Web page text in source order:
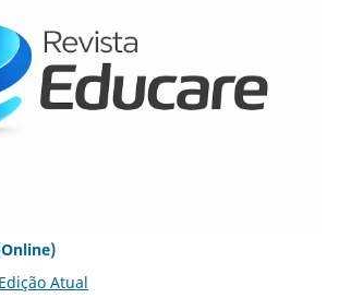
Edição Atual